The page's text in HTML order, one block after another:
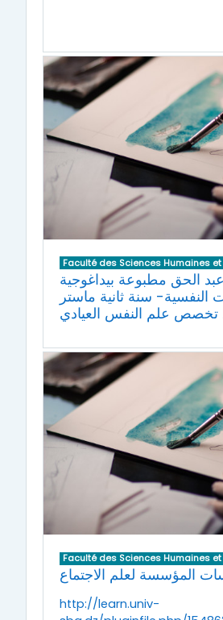
Faculté des Sciences Humaines
الحق مطبوعة بيداغوجية
النفسية- سنة ثانية ماستر
علم النفس العيادي
Faculté des Sciences Humaines
المؤسسة لعلم الاجتماع
http://learn.univ-